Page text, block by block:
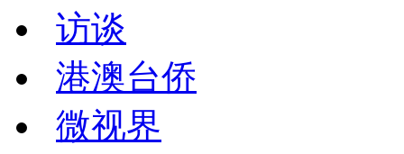
访谈
港澳台侨
微视界